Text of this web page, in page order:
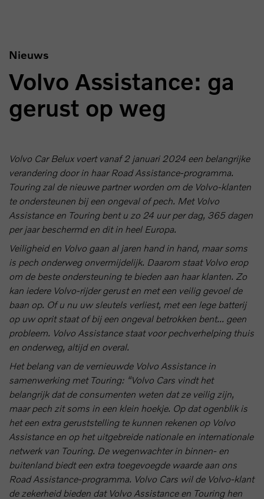
Nieuws
Volvo Assistance: ga
gerust op weg
Volvo Car Belux voert vanaf 2 januari 2024 een belangrijke
verandering door in haar Road Assistance-programma.
Touring zal de nieuwe partner worden om de Volvo-klanten
te ondersteunen bij een ongeval of pech. Met Volvo
Assistance en Touring bent u zo 24 uur per dag, 365 dagen
per jaar beschermd en dit in heel Europa.
Veiligheid en Volvo gaan al jaren hand in hand, maar soms
is pech onderweg onvermijdelijk. Daarom staat Volvo erop
om de beste ondersteuning te bieden aan haar klanten. Zo
kan iedere Volvo-rijder gerust en met een veilig gevoel de
baan op. Of u nu uw sleutels verliest, met een lege batterij
op uw oprit staat of bij een ongeval betrokken bent... geen
probleem. Volvo Assistance staat voor pechverhelping thuis
en onderweg, altijd en overal.
Het belang van de vernieuwde Volvo Assistance in
samenwerking met Touring: “Volvo Cars vindt het
belangrijk dat de consumenten weten dat ze veilig zijn,
maar pech zit soms in een klein hoekje. Op dat ogenblik is
het een extra geruststelling te kunnen rekenen op Volvo
Assistance en op het uitgebreide nationale en internationale
netwerk van Touring. De wegenwachter in binnen- en
buitenland biedt een extra toegevoegde waarde aan ons
Road Assistance-programma. Volvo Cars wil de Volvo-klant
de zekerheid bieden dat Volvo Assistance en Touring hen